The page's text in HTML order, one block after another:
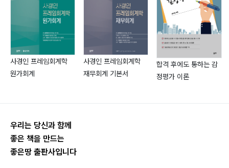
사경인 프레임회계학
원가회계
사경인 프레임회계학
재무회계 기본서
합격 후에도 통하는 감
정평가 이론
우리는 당신과 함께
좋은 책을 만드는
좋은땅 출판사입니다